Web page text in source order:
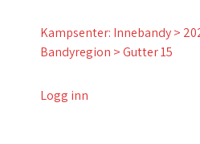
Kampsenter: Innebandy >
Bandyregion > Gutter 15
Logg inn